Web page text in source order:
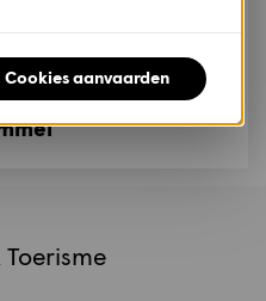
Burnham
unieke
voor MXGP
Cookies aanvaarden